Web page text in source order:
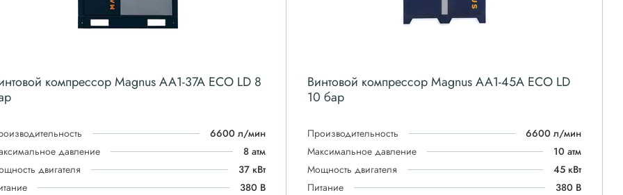
компрессор Magnus АА1-37А ЕСО LD 8
6600 л/мин
давление
8 атм
двигателя
37 кВт
380 В
Винтовой компрессор Magnus АА1-45А ЕСО LD
10 бар
Производительность
6600 л/мин
Максимальное давление
10 атм
Мощность двигателя
45 кВт
Питание
380 В